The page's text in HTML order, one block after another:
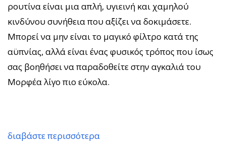
ρουτίνα είναι μια απλή, υγιεινή και χαμηλού
κινδύνου συνήθεια που αξίζει να δοκιμάσετε.
Μπορεί να μην είναι το μαγικό φίλτρο κατά της
αϋπνίας, αλλά είναι ένας φυσικός τρόπος που ίσως
σας βοηθήσει να παραδοθείτε στην αγκαλιά του
Μορφέα λίγο πιο εύκολα.
διαβάστε περισσότερα